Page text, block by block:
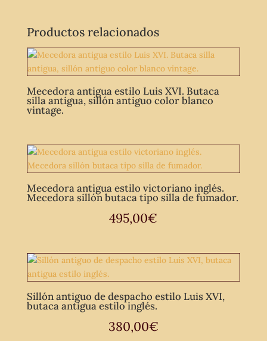
Productos relacionados
Mecedora antigua estilo Luis XVI. Butaca
silla antigua, sillón antiguo color blanco
vintage.
Mecedora antigua estilo victoriano inglés.
Mecedora sillón butaca tipo silla de fumador.
495,00€
Sillón antiguo de despacho estilo Luis XVI,
butaca antigua estilo inglés.
380,00€